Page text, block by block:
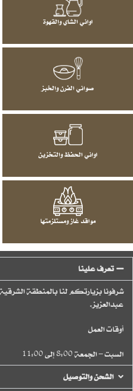
اواني الشاي والقهوة
صواني الفرن والخبز
اواني الحفظ والتخزين
مواقد غاز ومستلزمتها
تعرف علينا
شرفونا بزيارتكم لنا بالمنطقة
عبدالعزيز.
أوقات العمل
السبت – الجمعة 8:00 إلى 11:00
الشحن والتوصيل